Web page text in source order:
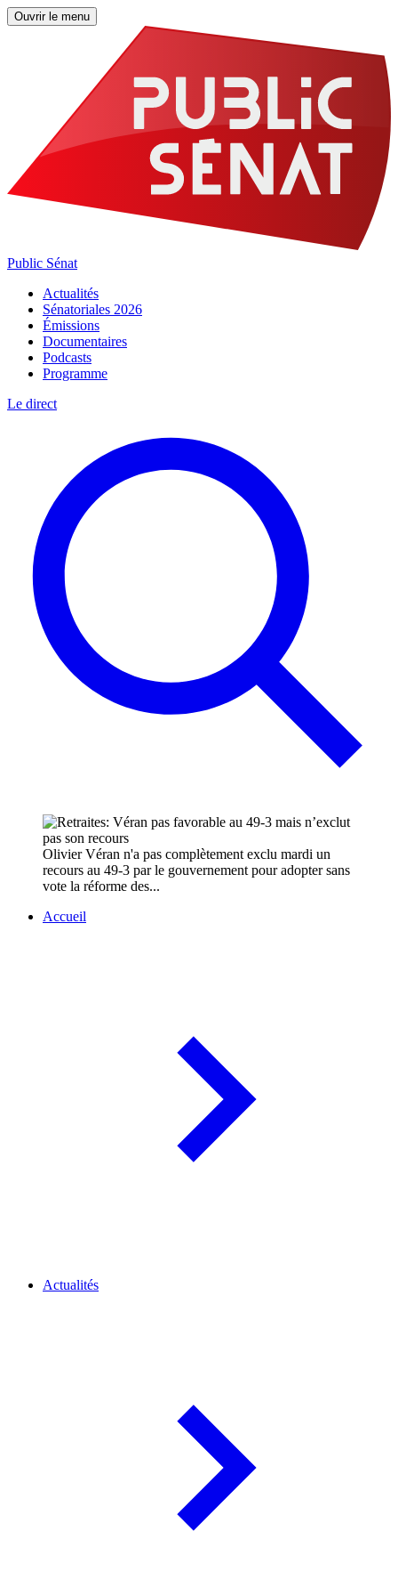
Ouvrir le menu
Public Sénat
Actualités
Sénatoriales 2026
Émissions
Documentaires
Podcasts
Programme
Le direct
Olivier Véran n'a pas complètement exclu mardi un
recours au 49-3 par le gouvernement pour adopter sans
vote la réforme des...
Accueil
Actualités